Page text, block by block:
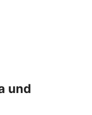
und